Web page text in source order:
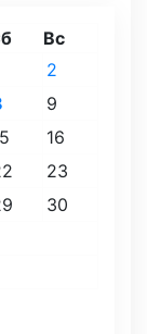
Вс
2
9
16
23
30